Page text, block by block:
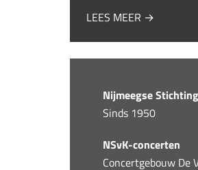
LEES MEER →
Nijmeegse
Sinds 1950
NSvK-concerten
Concertgebouw De